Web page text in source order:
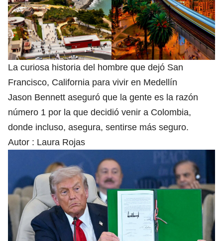
La curiosa historia del hombre que dejó San
Francisco, California para vivir en Medellín
Jason Bennett aseguró que la gente es la razón
número 1 por la que decidió venir a Colombia,
donde incluso, asegura, sentirse más seguro.
Autor : Laura Rojas